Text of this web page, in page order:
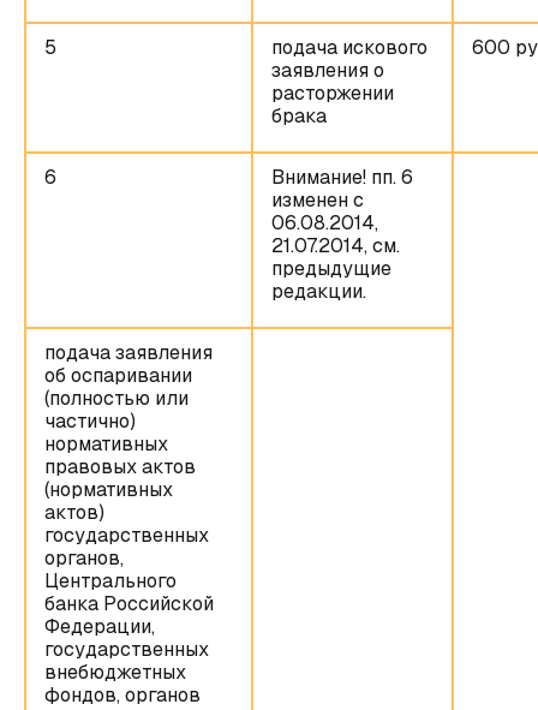
5
подача искового
заявления о
расторжении
брака
600
6
Внимание! пп. 6
изменен с
06.08.2014,
21.07.2014, см.
предыдущие
редакции.
подача заявления
об оспаривании
(полностью или
частично)
нормативных
правовых актов
(нормативных
актов)
государственных
органов,
Центрального
банка Российской
Федерации,
государственных
внебюджетных
фондов, органов